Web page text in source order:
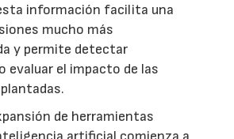
información facilita una
mucho más
y permite detectar
evaluar el impacto de las
de herramientas